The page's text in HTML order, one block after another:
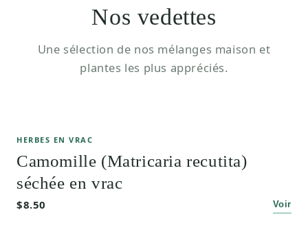
Nos vedettes
Une sélection de nos mélanges maison et
plantes les plus appréciés.
HERBES EN VRAC
Camomille (Matricaria recutita)
séchée en vrac
$8.50 Voir